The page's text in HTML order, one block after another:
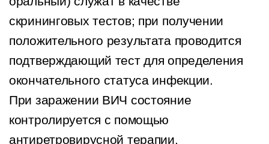
скрининговых тестов; при получении
положительного результата проводится
подтверждающий тест для определения
окончательного статуса инфекции.
При заражении ВИЧ состояние
контролируется с помощью
антиретровирусной терапии.